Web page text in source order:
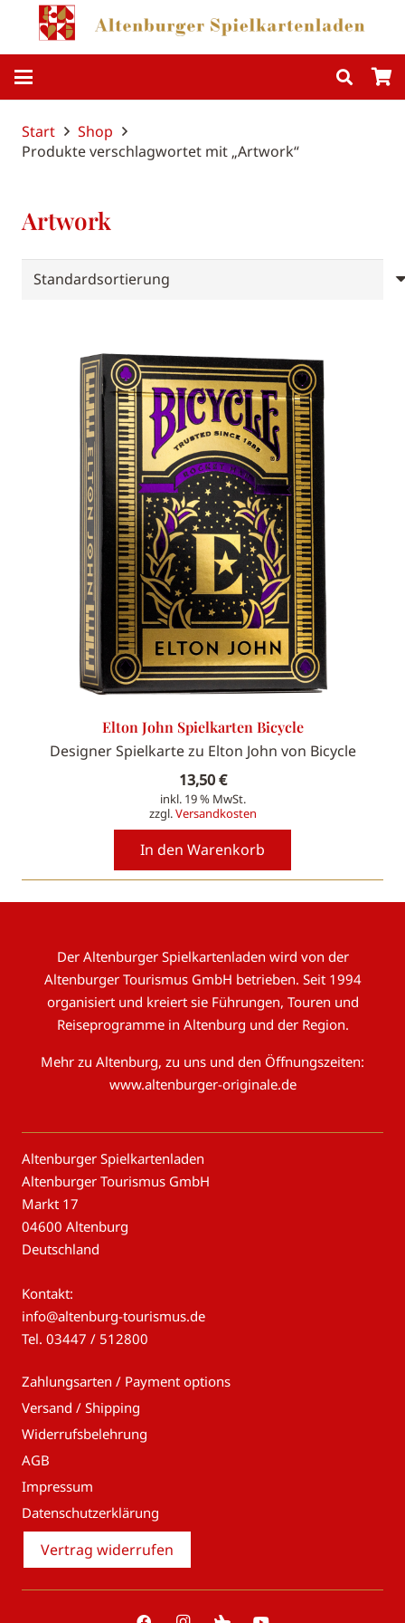
Start
Shop
Produkte verschlagwortet mit „Artwork“
Artwork
Elton John Spielkarten Bicycle
Designer Spielkarte zu Elton John von Bicycle
13,50€
inkl. 19 % MwSt.
zzgl.Versandkosten
In den Warenkorb
Der Altenburger Spielkartenladen wird von der
Altenburger Tourismus GmbH betrieben. Seit 1994
organisiert und kreiert sie Führungen, Touren und
Reiseprogramme in Altenburg und der Region.
Mehr zu Altenburg, zu uns und den Öffnungszeiten:
www.altenburger-originale.de
Altenburger Spielkartenladen
Altenburger Tourismus GmbH
Markt 17
04600 Altenburg
Deutschland
Kontakt:
info@altenburg-tourismus.de
Tel. 03447 / 512800
Zahlungsarten / Payment options
Versand / Shipping
Widerrufsbelehrung
AGB
Impressum
Datenschutzerklärung
Vertrag widerrufen